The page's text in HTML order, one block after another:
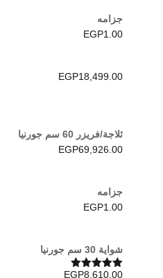
جزامه
EGP1.00
EGP18,499.00
ثلاجة/فريزر 60 سم جورنيا
EGP69,926.00
جزامه
EGP1.00
شواية 30 سم جورنيا
EGP8,610.00